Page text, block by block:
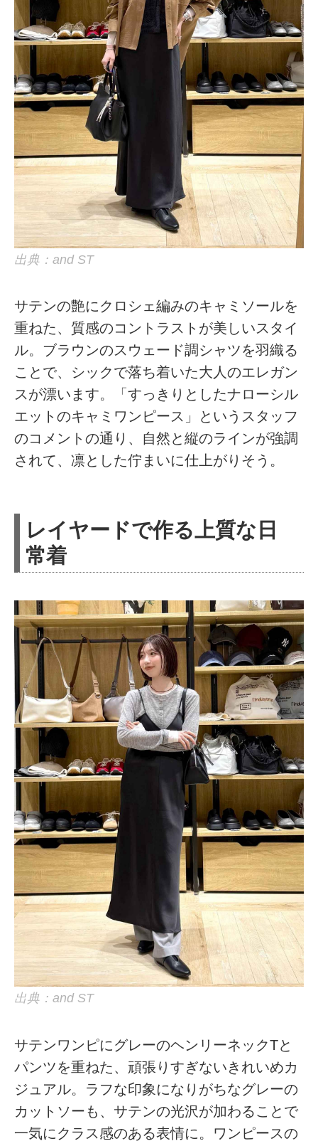
出典：and ST
サテンの艶にクロシェ編みのキャミソールを
重ねた、質感のコントラストが美しいスタイ
ル。ブラウンのスウェード調シャツを羽織る
ことで、シックで落ち着いた大人のエレガン
スが漂います。「すっきりとしたナローシル
エットのキャミワンピース」というスタッフ
のコメントの通り、自然と縦のラインが強調
されて、凛とした佇まいに仕上がりそう。
レイヤードで作る上質な日
常着
出典：and ST
サテンワンピにグレーのヘンリーネックTと
パンツを重ねた、頑張りすぎないきれいめカ
ジュアル。ラフな印象になりがちなグレーの
カットソーも、サテンの光沢が加わることで
一気にクラス感のある表情に。ワンピースの